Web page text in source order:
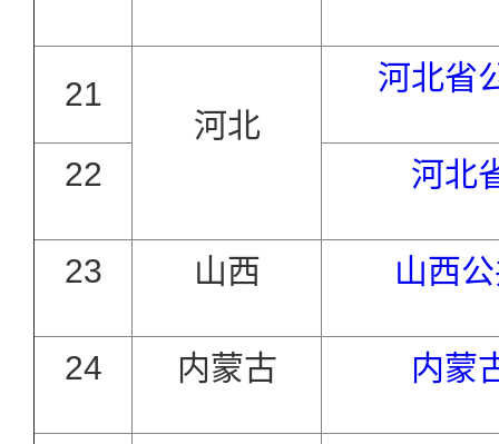
21
河北
河北省
22 河北
23 山西 山西
24 内蒙古 内蒙